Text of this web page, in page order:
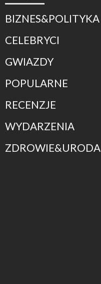
BIZNES&POLITYKA
CELEBRYCI
GWIAZDY
POPULARNE
RECENZJE
WYDARZENIA
ZDROWIE&URODA